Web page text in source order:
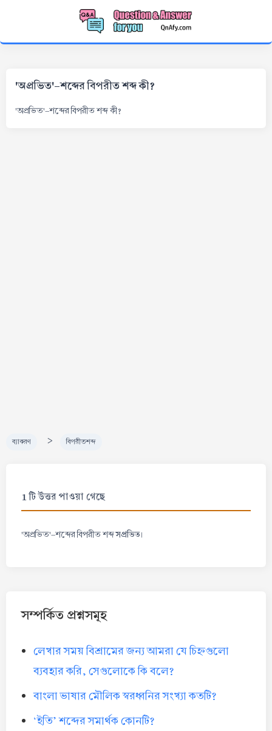
'অপ্রভিত'-শব্দের বিপরীত শব্দ কী?
'অপ্রভিত'-শব্দের বিপরীত শব্দ কী?
ব্যাকরণ > বিপরীতশব্দ
1 টি উত্তর পাওয়া গেছে
'অপ্রভিত'-শব্দের বিপরীত শব্দসপ্রভিত।
সম্পর্কিত প্রশ্নসমূহ
লেখার সময় বিশ্রামের জন্য আমরা যে চিহ্নগুলো
ব্যবহার করি, সেগুলোকে কি বলে?
বাংলা ভাষার মৌলিক স্বরধ্বনির সংখ্যা কতটি?
‘ইতি’ শব্দের সমার্থক কোনটি?